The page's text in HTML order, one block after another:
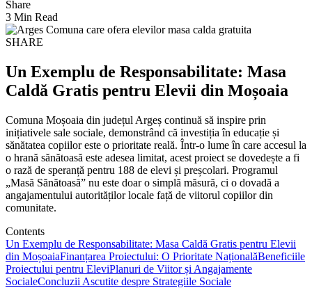
Share
3 Min Read
SHARE
Un Exemplu de Responsabilitate: Masa
Caldă Gratis pentru Elevii din Moșoaia
Comuna Moșoaia din județul Argeș continuă să inspire prin
inițiativele sale sociale, demonstrând că investiția în educație și
sănătatea copiilor este o prioritate reală. Într-o lume în care accesul la
o hrană sănătoasă este adesea limitat, acest proiect se dovedește a fi
o rază de speranță pentru 188 de elevi și preșcolari. Programul
„Masă Sănătoasă” nu este doar o simplă măsură, ci o dovadă a
angajamentului autorităților locale față de viitorul copiilor din
comunitate.
Contents
Un Exemplu de Responsabilitate: Masa Caldă Gratis pentru Elevii
din MoșoaiaFinanțarea Proiectului: O Prioritate NaționalăBeneficiile
Proiectului pentru EleviPlanuri de Viitor și Angajamente
SocialeConcluzii Ascutite despre Strategiile Sociale